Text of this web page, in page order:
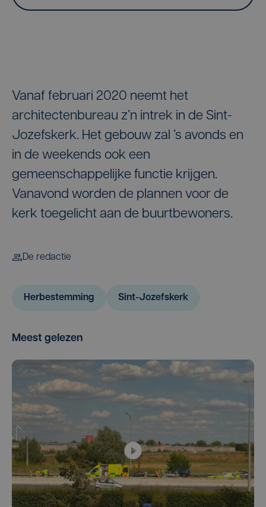
Vanaf februari 2020 neemt het
architectenbureau z’n intrek in de Sint-
Jozefskerk. Het gebouw zal ’s avonds en
in de weekends ook een
gemeenschappelijke functie krijgen.
Vanavond worden de plannen voor de
kerk toegelicht aan de buurtbewoners.
De redactie
Herbestemming Sint-Jozefskerk
Meest gelezen